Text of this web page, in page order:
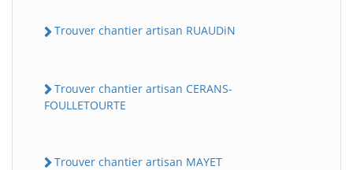
Trouver chantier artisan RUAUDiN
Trouver chantier artisan CERANS-
FOULLETOURTE
Trouver chantier artisan MAYET